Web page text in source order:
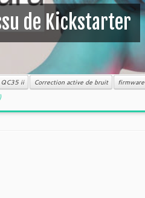
de Kickstarter
QC35 ii Correction active de bruit
firmware